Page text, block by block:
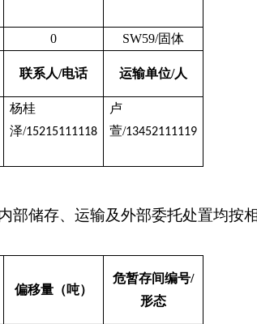
0 SW59/固体
联系人/电话 运输单位/人
杨桂
泽/15215111118
卢
萱/13452111119
储存、运输及外部委托处置均
偏移量（吨）
危暂存间编号/
形态